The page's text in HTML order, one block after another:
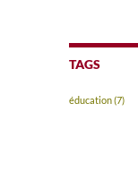
TAGS
éducation(7)